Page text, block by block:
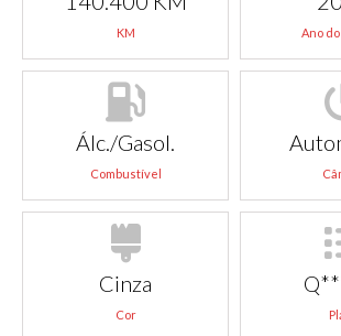
KM Ano
Álc./Gasol.
Combustível
Cinza
Cor